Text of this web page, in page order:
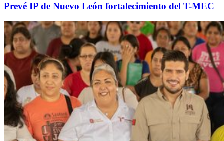
Prevé IP de Nuevo León fortalecimiento del T-MEC